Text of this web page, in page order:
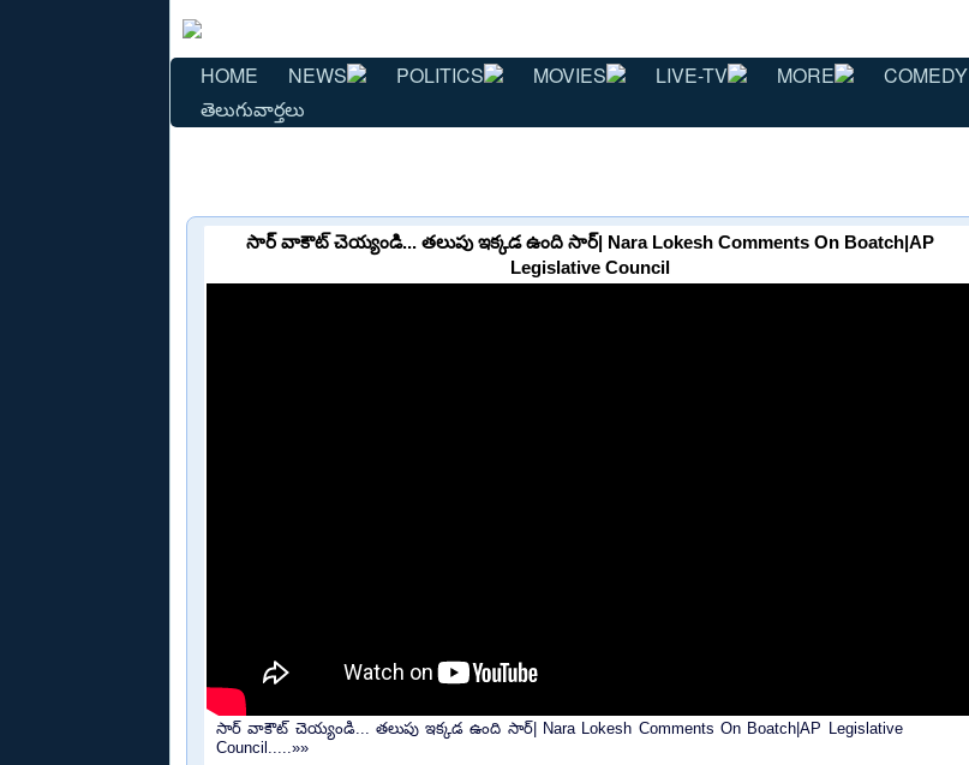
HOME NEWS POLITICS MOVIES LIVE-TV MORE COMEDY
తెలుగువార్తలు
సార్ వాకౌట్ చెయ్యండి... తలుపు ఇక్కడ ఉంది సార్| Nara Lokesh Comments On Boatch|AP
Legislative Council
సార్ వాకౌట్ చెయ్యండి... తలుపు ఇక్కడ ఉంది సార్| Nara Lokesh Comments On Boatch|AP Legislative
Council.....»»